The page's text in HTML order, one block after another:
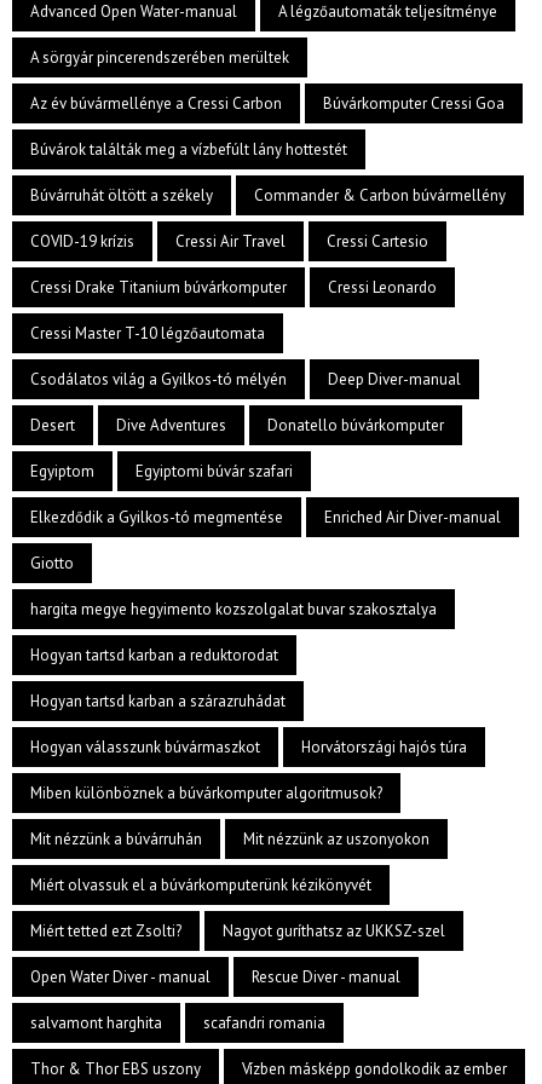
Advanced Open Water-manual A légzőautomaták teljesítménye
A sörgyár pincerendszerében merültek
Az év búvármellénye a Cressi Carbon Búvárkomputer Cressi Goa
Búvárok találták meg a vízbefúlt lány hottestét
Búvárruhát öltött a székely Commander & Carbon búvármellény
COVID-19 krízis Cressi Air Travel Cressi Cartesio
Cressi Drake Titanium búvárkomputer Cressi Leonardo
Cressi Master T-10 légzőautomata
Csodálatos világ a Gyilkos-tó mélyén Deep Diver-manual
Desert Dive Adventures Donatello búvárkomputer
Egyiptom Egyiptomi búvár szafari
Elkezdődik a Gyilkos-tó megmentése Enriched Air Diver-manual
Giotto
hargita megye hegyimento kozszolgalat buvar szakosztalya
Hogyan tartsd karban a reduktorodat
Hogyan tartsd karban a szárazruhádat
Hogyan válasszunk búvármaszkot Horvátországi hajós túra
Miben különböznek a búvárkomputer algoritmusok?
Mit nézzünk a búvárruhán Mit nézzünk az uszonyokon
Miért olvassuk el a búvárkomputerünk kézikönyvét
Miért tetted ezt Zsolti? Nagyot guríthatsz az UKKSZ-szel
Open Water Diver - manual Rescue Diver - manual
salvamont harghita scafandri romania
Thor & Thor EBS uszony Vízben másképp gondolkodik az ember